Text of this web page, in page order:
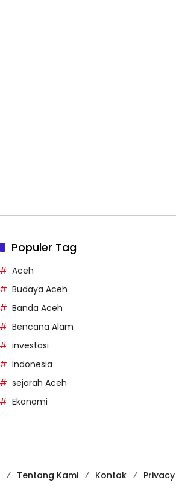
Populer Tag
Aceh
Budaya Aceh
Banda Aceh
Bencana Alam
investasi
Indonesia
sejarah Aceh
Ekonomi
Tentang Kami Kontak